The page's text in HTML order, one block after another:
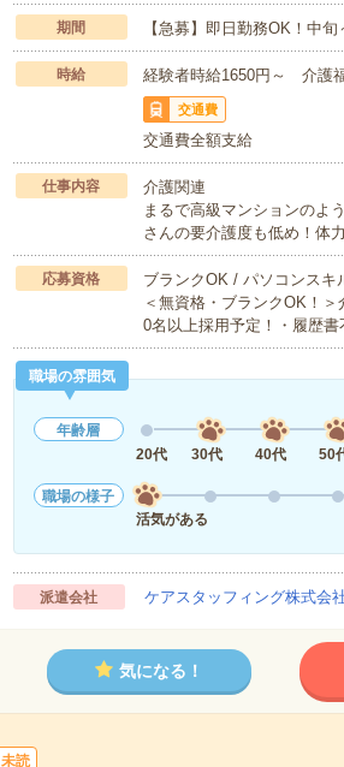
期間 【急募】即日勤務OK！中
時給 経験者時給1650円～ 介護
交通費
交通費全額支給
仕事内容
介護関連
まるで高級マンションのよ
さんの要介護度も低め！体
応募資格
ブランクOK / パソコンスキ
＜無資格・ブランクOK！
0名以上採用予定！・履歴
職場の雰囲気
年齢層
20代
30代 40代 50
職場の様子
活気がある
派遣会社 ケアスタッフィング株式会
気になる！
未読